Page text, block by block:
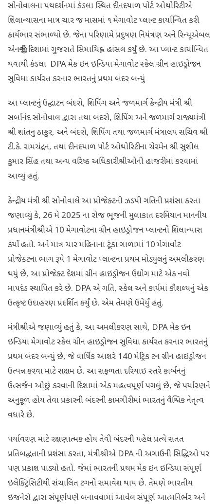
સોનોવાલના પથદર્શનમાં કંડલા સ્થિત દીનદયાળ પોર્ટ ઓથોરિટીએ
શિલાન્યાસના માત્ર ચાર જ માસમાં ૧ મેગાવોટ પ્લાન્ટ કાર્યાન્વિત કરી
કાર્યભાર સંભાળ્યો છે. જેના પરિણામે પ્રદુષણ નિયંત્રણ અને રિન્યૂએબલ
એનર્જીની દિશામાં ગુજરાતે સિમાચિહ્ન હાંસલ કર્યું છે. આ પ્લાન્ટ કાર્યાન્વિત
થવાથી કંડલા DPA મેક ઇન ઇન્ડિયા મેગાવોટ સ્કેલ ગ્રીન હાઇડ્રોજન
સુવિધા કાર્યરત કરનાર ભારતનું પ્રથમ બંદર બન્યું
આ પ્લાન્ટનું ઉદ્ઘાટન બંદરો, શિપિંગ અને જળમાર્ગ કેન્દ્રીય મંત્રી શ્રી
સર્બાનંદ સોનોવાલ દ્વારા તથા બંદરો, શિપિંગ અને જળમાર્ગ રાજ્યમંત્રી
શ્રી શાંતનુ ઠાકુર, અને બંદરો, શિપિંગ તથા જળમાર્ગ મંત્રાલય સચિવ શ્રી
ટી.કે. રામચંદ્રન, તથા દીનદયાળ પોર્ટ ઓથોરિટીના ચેરમેન શ્રી સુશીલ
કુમાર સિંહ તથા અન્ય વરિષ્ઠ અધિકારીશ્રીઓની હાજરીમાં કરવામાં
આવ્યું હતું.
કેન્દ્રીય મંત્રી શ્રી સોનોવાલે આ પ્રોજેક્ટની ઝડપી ગતિની પ્રશંસા કરતા
જણાવ્યું કે, 26 મે 2025 ના રોજ ભૂજની મુલાકાત દરમિયાન માનનીય
પ્રધાનમંત્રીશ્રીએ 10 મેગાવોટના ગ્રીન હાઇડ્રોજન પ્લાન્ટનો શિલાન્યાસ
કર્યો હતો. અને માત્ર ચાર મહિનાના ટૂંકા ગાળામાં 10 મેગાવોટ
પ્રોજેક્ટના ભાગ રૂપે 1 મેગાવોટ પ્લાન્ટના પ્રથમ મોડ્યુલનું અમલીકરણ
થયું છે, આ પ્રોજેક્ટ દેશમાં ગ્રીન હાઇડ્રોજન ઉદ્યોગ માટે એક નવો
માપદંડ સ્થાપિત કરે છે. DPA એ ગતિ, સ્કેલ અને કાર્યમાં કૌશલ્યનું એક
ઉત્કૃષ્ટ ઉદાહરણ પ્રદર્શિત કર્યું છે. એમ તેમણે ઉમેર્યું હતું.
મંત્રીશ્રીએ જણાવ્યું હતું કે, આ અમલીકરણ સાથે, DPA મેક ઇન
ઇન્ડિયા મેગાવોટ સ્કેલ ગ્રીન હાઇડ્રોજન સુવિધા કાર્યરત કરનાર ભારતનું
પ્રથમ બંદર બન્યું છે, જે વાર્ષિક આશરે 140 મેટ્રિક ટન ગ્રીન હાઇડ્રોજન
ઉત્પન્ન કરવા માટે સક્ષમ છે. આ સફળતા દરિયાઇ સ્તરે કાર્બનનું
ઉત્સર્જન ઓછું કરવાની દિશામાં એક મહત્વપૂર્ણ પગલું છે, જે પર્યારણને
અનુકૂળ હોય તેવા પ્રકારની બંદરની કામગીરીમાં ભારતનું વૈશ્વિક નેતૃત્વ
વધારે છે.
પર્યાવરણ માટે રક્ષણાત્મક હોય તેવી બંદરની પહેલ પ્રત્યે સતત
પ્રતિબદ્ધતાની પ્રશંસા કરતા, મંત્રીશ્રીએ DPA ની અગાઉની સિદ્ધિઓ પર
પણ પ્રકાશ પાડ્યો હતો. જેમાં ભારતની પ્રથમ મેક ઇન ઇન્ડિયા સંપૂર્ણ
ઇલેક્ટ્રિસિટીથી સંચાલિત ટગનો સમાવેશ થાય છે. તેમણે ભારતીય
ઇજનેરો દ્વારા સંપૂર્ણપણે બનાવવામાં આવેલ સંપૂર્ણ આત્મનિર્ભર અને